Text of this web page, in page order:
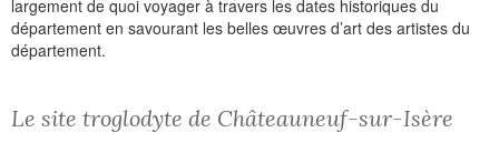
largement de quoi voyager à travers les dates historiques du
département en savourant les belles œuvres d’art des artistes du
département.
Le site troglodyte de Châteauneuf-sur-Isère